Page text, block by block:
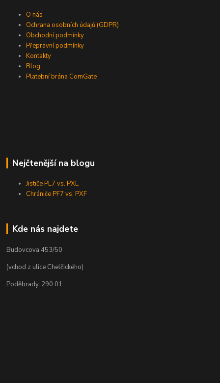
O nás
Ochrana osobních údajů (GDPR)
Obchodní podmínky
Přepravní podmínky
Kontakty
Blog
Platební brána ComGate
Nejčtenější na blogu
Jističe PL7 vs. PXL
Chrániče PF7 vs. PXF
Kde nás najdete
Budovcova 453/50
(vchod z ulice Chelčického)
Poděbrady, 290 01